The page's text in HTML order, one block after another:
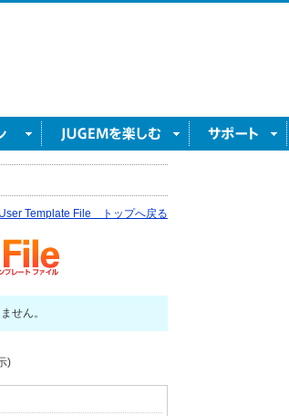
User Template File トップへ戻る
せん。
)